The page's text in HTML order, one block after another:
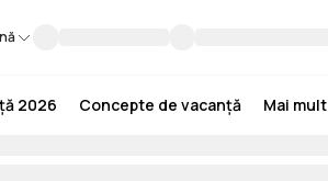
2026 Concepte de vacanță Mai mult